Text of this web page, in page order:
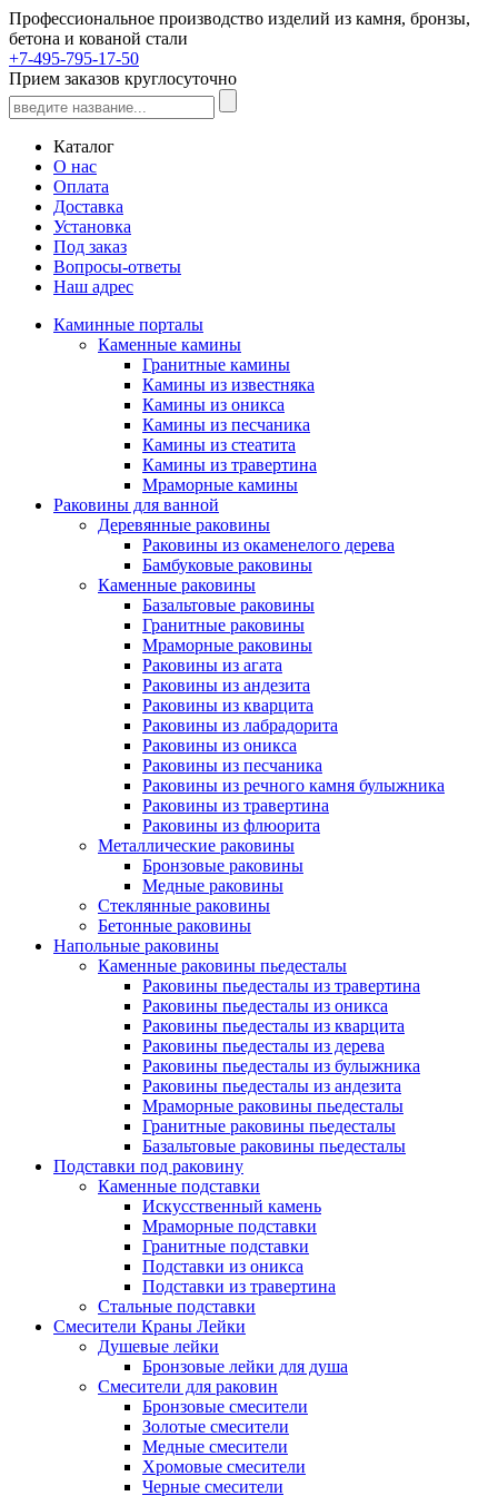
Профессиональное производство изделий из камня, бронзы,
бетона и кованой стали
+7-495-795-17-50
Прием заказов круглосуточно
Каталог
О нас
Оплата
Доставка
Установка
Под заказ
Вопросы-ответы
Наш адрес
Каминные порталы
Каменные камины
Гранитные камины
Камины из известняка
Камины из оникса
Камины из песчаника
Камины из стеатита
Камины из травертина
Мраморные камины
Раковины для ванной
Деревянные раковины
Раковины из окаменелого дерева
Бамбуковые раковины
Каменные раковины
Базальтовые раковины
Гранитные раковины
Мраморные раковины
Раковины из агата
Раковины из андезита
Раковины из кварцита
Раковины из лабрадорита
Раковины из оникса
Раковины из песчаника
Раковины из речного камня булыжника
Раковины из травертина
Раковины из флюорита
Металлические раковины
Бронзовые раковины
Медные раковины
Стеклянные раковины
Бетонные раковины
Напольные раковины
Каменные раковины пьедесталы
Раковины пьедесталы из травертина
Раковины пьедесталы из оникса
Раковины пьедесталы из кварцита
Раковины пьедесталы из дерева
Раковины пьедесталы из булыжника
Раковины пьедесталы из андезита
Мраморные раковины пьедесталы
Гранитные раковины пьедесталы
Базальтовые раковины пьедесталы
Подставки под раковину
Каменные подставки
Искусственный камень
Мраморные подставки
Гранитные подставки
Подставки из оникса
Подставки из травертина
Стальные подставки
Смесители Краны Лейки
Душевые лейки
Бронзовые лейки для душа
Смесители для раковин
Бронзовые смесители
Золотые смесители
Медные смесители
Хромовые смесители
Черные смесители